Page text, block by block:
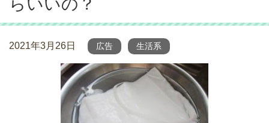
らいいの？
2021年3月26日 広告 生活系